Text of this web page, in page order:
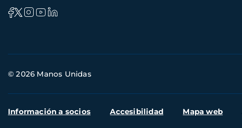
de
© 2026 Manos Unidas
Menú
Información a socios Accesibilidad Mapa web